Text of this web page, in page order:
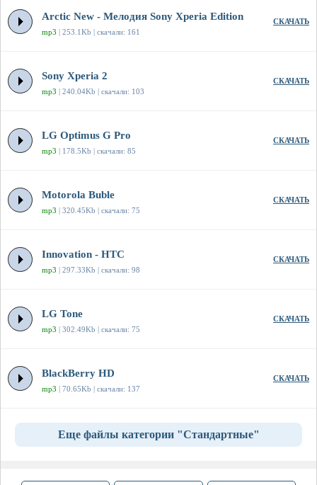
Arctic New - Мелодия Sony Xperia Edition
mp3 | 253.1Kb | скачали: 161
СКАЧАТЬ
Sony Xperia 2
mp3 | 240.04Kb | скачали: 103
СКАЧАТЬ
LG Optimus G Pro
mp3 | 178.5Kb | скачали: 85
СКАЧАТЬ
Motorola Buble
mp3 | 320.45Kb | скачали: 75
СКАЧАТЬ
Innovation - HTC
mp3 | 297.33Kb | скачали: 98
СКАЧАТЬ
LG Tone
mp3 | 302.49Kb | скачали: 75
СКАЧАТЬ
BlackBerry HD
mp3 | 70.65Kb | скачали: 137
СКАЧАТЬ
Еще файлы категории "Стандартные"